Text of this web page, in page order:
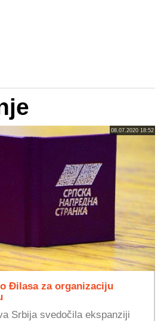
08.07.2020 18:52
Đilasa za organizaciju
Srbija svedočila ekspanziji